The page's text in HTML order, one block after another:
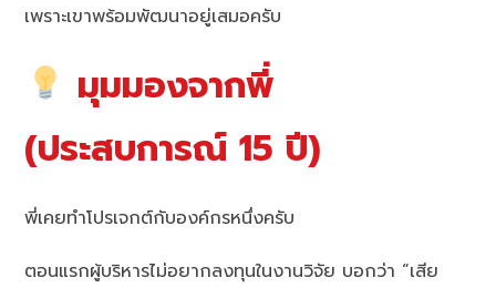
เพราะเขาพร้อมพัฒนาอยู่เสมอครับ
มุมมองจากพี่
(ประสบการณ์ 15 ปี)
พี่เคยทำโปรเจกต์กับองค์กรหนึ่งครับ
ตอนแรกผู้บริหารไม่อยากลงทุนในงานวิจัย บอกว่า “เสีย